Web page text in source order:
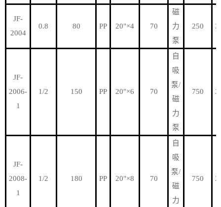
JF-
2004
0.8 80 PP 20"×4 70
磁
力
泵
250
JF-
2006-
1
1/2 150 PP 20"×6 70
自
吸
泵/
磁
力
泵
750
JF-
2008-
1
1/2 180 PP 20"×8 70
自
吸
泵/
磁
力
750